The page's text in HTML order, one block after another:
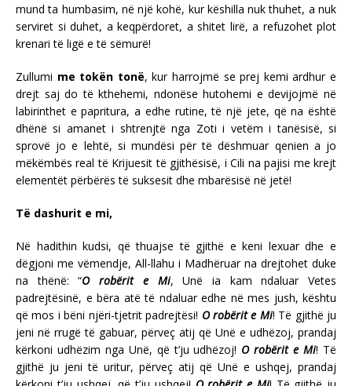
mund ta humbasim, në një kohë, kur këshilla nuk thuhet, a nuk
serviret si duhet, a keqpërdoret, a shitet lirë, a refuzohet plot
krenari të ligë e të sëmurë!
Zullumi me tokën tonë, kur harrojmë se prej kemi ardhur e
drejt saj do të kthehemi, ndonëse hutohemi e devijojmë në
labirinthet e papritura, a edhe rutine, të një jete, që na është
dhënë si amanet i shtrenjtë nga Zoti i vetëm i tanësisë, si
sprovë jo e lehtë, si mundësi për të dëshmuar qenien a jo
mëkëmbës real të Krijuesit të gjithësisë, i Cili na pajisi me krejt
elementët përbërës të suksesit dhe mbarësisë në jetë!
Të dashurit e mi,
Në hadithin kudsi, që thuajse të gjithë e keni lexuar dhe e
dëgjoni me vëmendje, All-llahu i Madhëruar na drejtohet duke
na thënë: “O robërit e Mi, Unë ia kam ndaluar Vetes
padrejtësinë, e bëra atë të ndaluar edhe në mes jush, kështu
që mos i bëni njëri-tjetrit padrejtësi! O robërit e Mi! Të gjithë ju
jeni në rrugë të gabuar, përveç atij që Unë e udhëzoj, prandaj
kërkoni udhëzim nga Unë, që t’ju udhëzoj! O robërit e Mi! Të
gjithë ju jeni të uritur, përveç atij që Unë e ushqej, prandaj